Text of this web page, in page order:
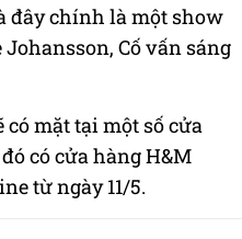
đây chính là một show
Cố vấn sáng
mặt tại một số cửa
có cửa hàng H&M
từ ngày 11/5.